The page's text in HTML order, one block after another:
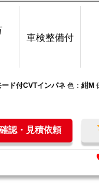
車検整備付
ード付CVTインパネ 色： 紺M
認・見積依頼